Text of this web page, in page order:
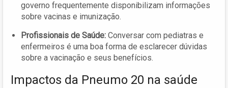
governo frequentemente disponibilizam informações
sobre vacinas e imunização.
Profissionais de Saúde: Conversar com pediatras e
enfermeiros é uma boa forma de esclarecer dúvidas
sobre a vacinação e seus benefícios.
Impactos da Pneumo 20 na saúde